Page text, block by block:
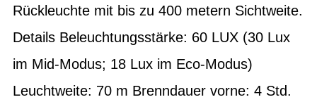
Rückleuchte mit bis zu 400 metern Sichtweite.
Details Beleuchtungsstärke: 60 LUX (30 Lux
im Mid-Modus; 18 Lux im Eco-Modus)
Leuchtweite: 70 m Brenndauer vorne: 4 Std.